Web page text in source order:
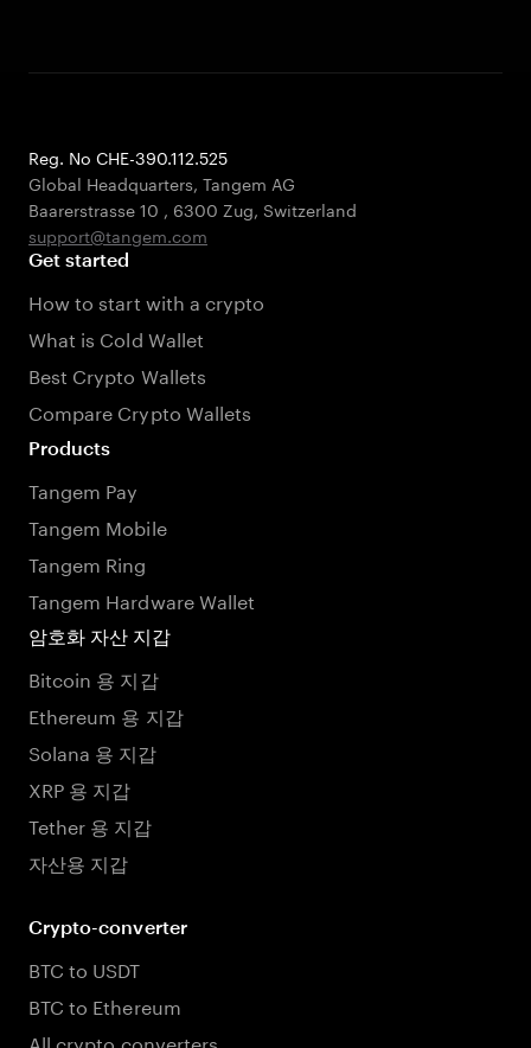
Reg. No CHE-390.112.525
Global Headquarters, Tangem AG
Baarerstrasse 10 , 6300 Zug, Switzerland
support@tangem.com
Get started
How to start with a crypto
What is Cold Wallet
Best Crypto Wallets
Compare Crypto Wallets
Products
Tangem Pay
Tangem Mobile
Tangem Ring
Tangem Hardware Wallet
암호화 자산 지갑
Bitcoin 용 지갑
Ethereum 용 지갑
Solana 용 지갑
XRP 용 지갑
Tether 용 지갑
자산용 지갑
Crypto-converter
BTC to USDT
BTC to Ethereum
All crypto converters